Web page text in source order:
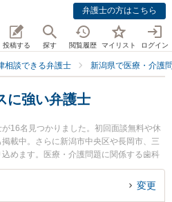
弁護士の方はこちら
投稿する 探す 閲覧履歴 マイリスト ログイン
相談できる弁護士 新潟県で医療・介護
に強い弁護士
16名見つかりました。初回面談無料や休
載中。さらに新潟市中央区や長岡市、三
めます。医療・介護問題に関係する歯科
人科の訴訟等の細かな分野での絞り込み
リーガル・パートナー法律事務所の上遠
変更